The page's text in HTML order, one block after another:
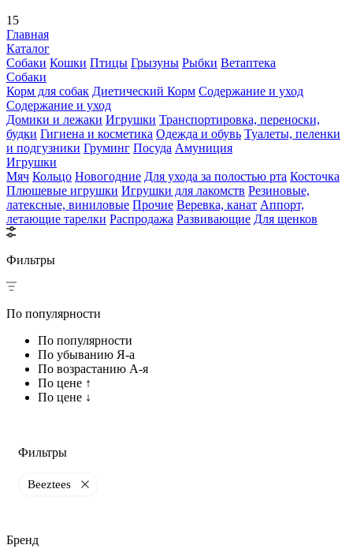
15
Главная
Каталог
Собаки Кошки Птицы Грызуны Рыбки Ветаптека
Собаки
Корм для собак Диетический Корм Содержание и уход
Содержание и уход
Домики и лежаки Игрушки Транспортировка, переноски,
будки Гигиена и косметика Одежда и обувь Туалеты, пеленки
и подгузники Груминг Посуда Амуниция
Игрушки
Мяч Кольцо Новогодние Для ухода за полостью рта Косточка
Плюшевые игрушки Игрушки для лакомств Резиновые,
латексные, виниловые Прочие Веревка, канат Аппорт,
летающие тарелки Распродажа Развивающие Для щенков
Фильтры
По популярности
По популярности
По убыванию Я-а
По возрастанию А-я
По цене ↑
По цене ↓
Фильтры
Beeztees
Бренд